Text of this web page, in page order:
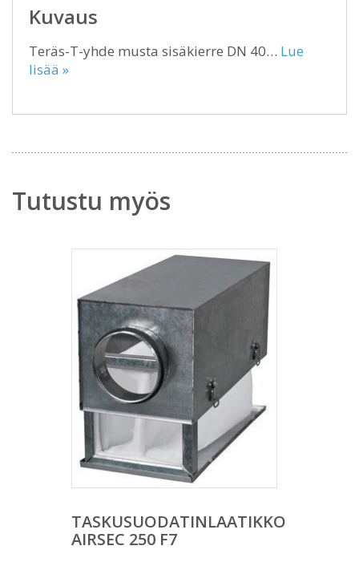
Kuvaus
Teräs-T-yhde musta sisäkierre DN 40… Lue
lisää »
Tutustu myös
TASKUSUODATINLAATIKKO
AIRSEC 250 F7